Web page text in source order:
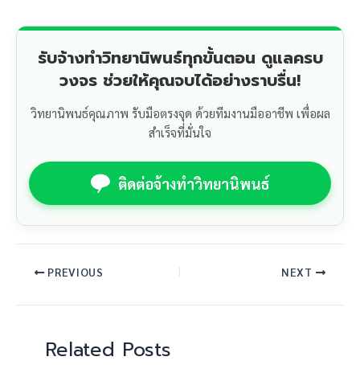
รับจ้างทำวิทยานิพนธ์ทุกขั้นตอน ดูแลครบ
วงจร ช่วยให้คุณจบได้อย่างราบรื่น!
วิทยานิพนธ์คุณภาพ รับมือตรงจุด ด้วยทีมงานมืออาชีพ เพื่อผล
สำเร็จที่มั่นใจ
ติดต่อจ้างทำวิทยานิพนธ์
PREVIOUS NEXT
Related Posts